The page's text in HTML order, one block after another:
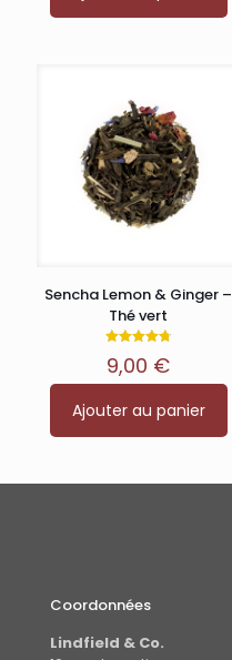
Sencha Lemon & Ginger –
Thé vert
4.80
sur 5
9,00 €
Ajouter au panier
Coordonnées
Lindfield & Co.